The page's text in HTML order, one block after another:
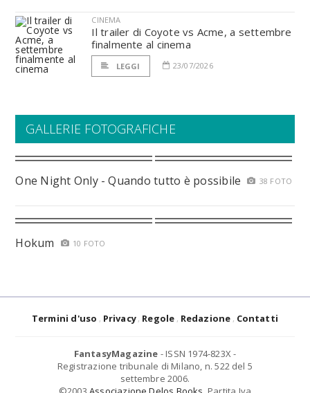
CINEMA
Il trailer di Coyote vs Acme, a settembre
finalmente al cinema
LEGGI 23/07/2026
GALLERIE FOTOGRAFICHE
One Night Only - Quando tutto è possibile 38 FOTO
Hokum 10 FOTO
Termini d'uso Privacy Regole Redazione Contatti
FantasyMagazine - ISSN 1974-823X -
Registrazione tribunale di Milano, n. 522 del 5
settembre 2006.